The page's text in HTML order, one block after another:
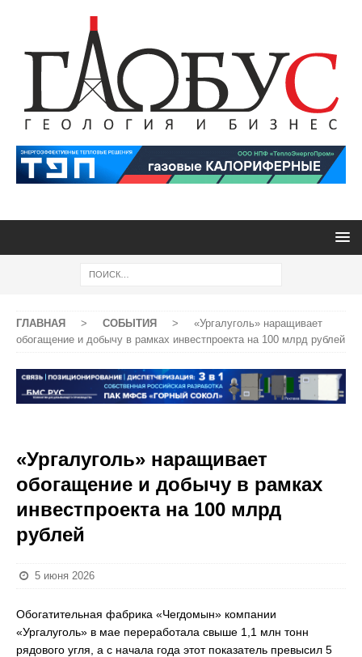
ГЛАВНАЯ > СОБЫТИЯ >
«Ургалуголь» наращивает
обогащение и добычу в рамках инвестпроекта на 100 млрд рублей
«Ургалуголь» наращивает
обогащение и добычу в рамках
инвестпроекта на 100 млрд
рублей
5 июня 2026
Обогатительная фабрика «Чегдомын» компании
«Ургалуголь» в мае переработала свыше 1,1 млн тонн
рядового угля, а с начала года этот показатель превысил 5